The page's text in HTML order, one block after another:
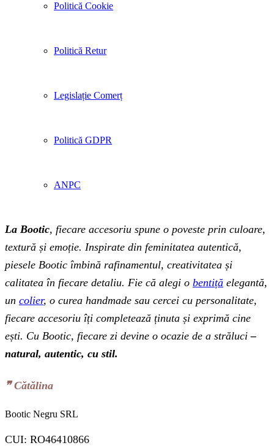
Politică Cookie
Politică Retur
Legislație Comerț
Politică GDPR
ANPC
La Bootic, fiecare accesoriu spune o poveste prin culoare,
textură și emoție. Inspirate din feminitatea autentică,
piesele Bootic îmbină rafinamentul, creativitatea și
calitatea în fiecare detaliu. Fie că alegi o bentiță elegantă,
un colier, o curea handmade sau cercei cu personalitate,
fiecare accesoriu îți completează ținuta și exprimă cine
ești. Cu Bootic, fiecare zi devine o ocazie de a străluci –
natural, autentic, cu stil.
❞‬ Cătălina
Bootic Negru SRL
CUI: RO46410866